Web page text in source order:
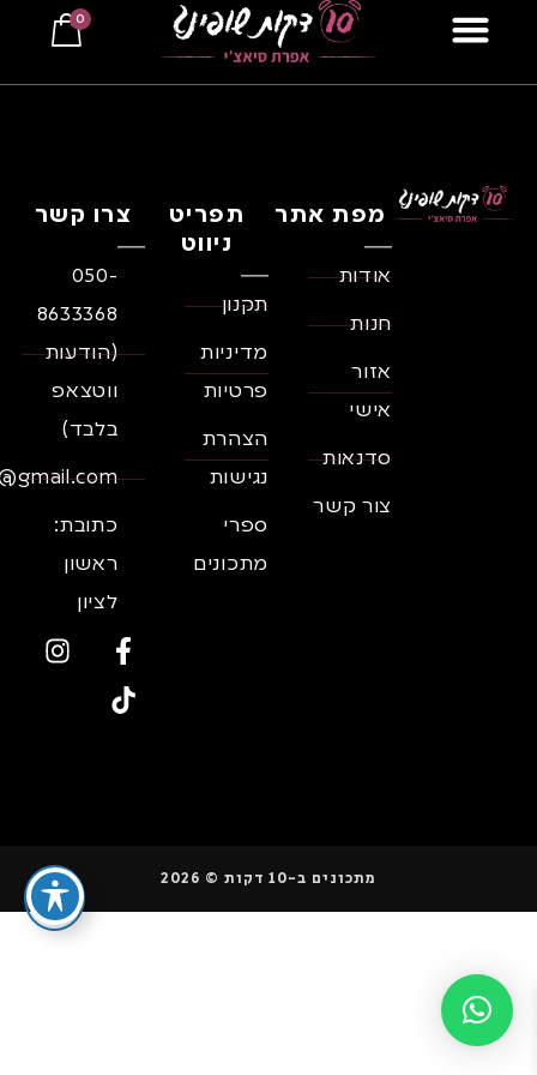
0
מפת אתר
אודות
חנות
אזור
אישי
סדנאות
צור קשר
תפריט
ניווט
תקנון
מדיניות
פרטיות
הצהרת
נגישות
ספרי
מתכונים
צרו קשר
050-
8633368
(הודעות
ווטצאפ
בלבד)
כתובת:
ראשון
לציון
מתכונים ב-10 דקות © 2026